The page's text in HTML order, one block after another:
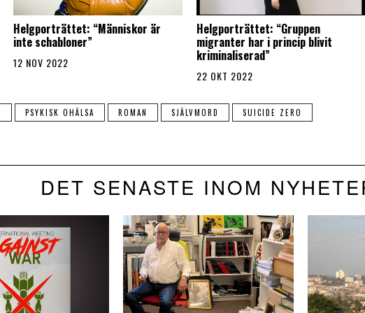
Helgporträttet: “Människor är
inte schabloner”
12 NOV 2022
Helgporträttet: “Gruppen
migranter har i princip blivit
kriminaliserad”
22 OKT 2022
PSYKISK OHÄLSA ROMAN SJÄLVMORD SUICIDE ZERO
DET SENASTE INOM